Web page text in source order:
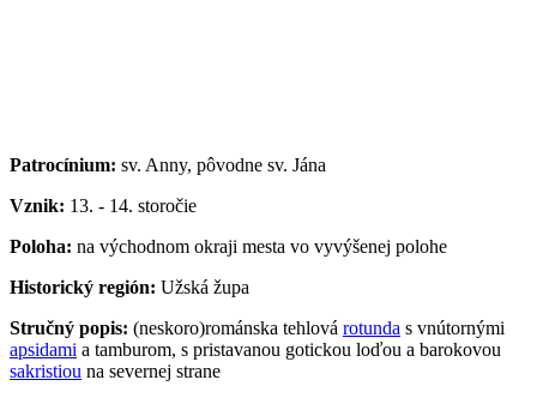
Patrocínium: sv. Anny, pôvodne sv. Jána
Vznik: 13. - 14. storočie
Poloha: na východnom okraji mesta vo vyvýšenej polohe
Historický región: Užská župa
Stručný popis: (neskoro)románska tehlová rotunda s vnútornými
apsidami a tamburom, s pristavanou gotickou loďou a barokovou
sakristiou na severnej strane